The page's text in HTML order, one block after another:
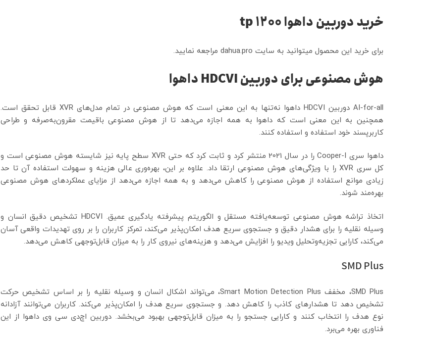
خرید دوربین داهوا1200 tp
برای خرید این محصول میتوانید به سایت dahua.pro مراجعه نمایید.
هوش مصنوعی برای دوربین داهوا
AI-for-all دوربین HDCVI داهوا نه‌تنها به این معنی است که هوش مصنوعی در تمام مدل‌های XVR قابل تحقق است.
همچنین به این معنی است که داهوا به همه اجازه می‌دهد تا از هوش مصنوعی باقیمت مقرون‌به‌صرفه و طراحی
کاربرپسند خود استفاده و استفاده کنند.
داهوا سری Cooper-I را در سال 2021 منتشر کرد و ثابت کرد که حتی XVR سطح پایه نیز شایسته هوش مصنوعی است و
کل سری XVR را با ویژگی‌های هوش مصنوعی ارتقا داد. علاوه بر این، بهره‌وری عالی هزینه و سهولت استفاده آن تا حد
زیادی موانع استفاده از هوش مصنوعی را کاهش می‌دهد و به همه اجازه می‌دهد از مزایای عملکردهای هوش مصنوعی
بهره‌مند شوند.
اتخاذ تراشه هوش مصنوعی توسعه‌یافته مستقل و الگوریتم پیشرفته یادگیری عمیق. HDCVI تشخیص دقیق انسان و
وسیله نقلیه را برای هشدار دقیق و جستجوی سریع هدف امکان‌پذیر می‌کند، تمرکز کاربران را بر روی تهدیدات واقعی آسان
می‌کند، کارایی تجزیه‌وتحلیل ویدیو را افزایش می‌دهد و هزینه‌های نیروی کار را به میزان قابل‌توجهی کاهش می‌دهد.
SMD Plus
SMD Plus، مخفف Smart Motion Detection Plus، می‌تواند اشکال انسان و وسیله نقلیه را بر اساس تشخیص حرکت
تشخیص دهد تا هشدارهای کاذب را کاهش دهد. و جستجوی سریع هدف را امکان‌پذیر می‌کند. کاربران می‌توانند آزادانه
نوع هدف را انتخاب کنند و کارایی جستجو را به میزان قابل‌توجهی بهبود می‌بخشد. دوربین اچ‌دی سی وی داهوا از این
فناوری بهره می‌برد.